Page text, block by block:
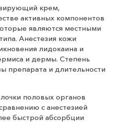
крем,
активных компонентов
являются местными
Анестезия кожи
лидокаина и
и дермы. Степень
препарата и длительности
половых органов
с анестезией
быстрой абсорбции